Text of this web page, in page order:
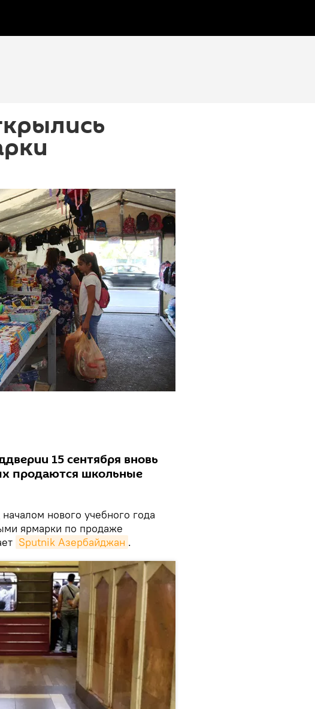
15 сентября вновь
продаются школьные
нового учебного года
ярмарки по продаже
Sputnik Азербайджан .